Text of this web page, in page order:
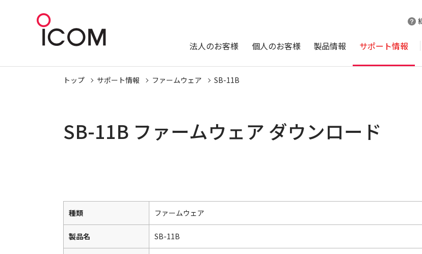
法人のお客様 個人のお客様 製品情報 サポート情報
トップ サポート情報 ファームウェア SB-11B
SB-11B ファームウェア ダウンロード
種類 ファームウェア
製品名 SB-11B